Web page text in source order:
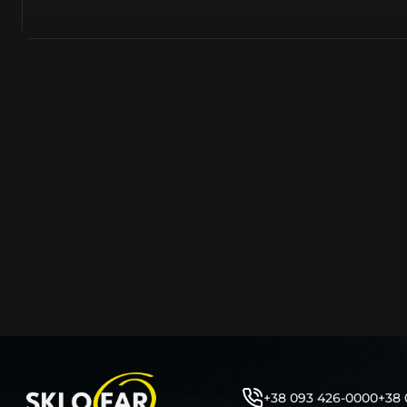
як це часто пропонують автосервіси та автодилери.
заощадити та придбати тільки те, що потребує
+38 093 426-0000+38